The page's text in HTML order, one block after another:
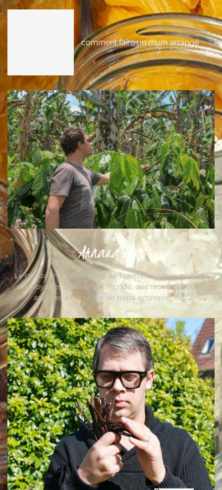
comment faire un rhum arrangé
Arnaud Sion
Le créateur du Comptoir de Toamasina vous partage
ses voyages à travers le monde, des recettes et des
astuces dans sa vie de papa entrepreneur.